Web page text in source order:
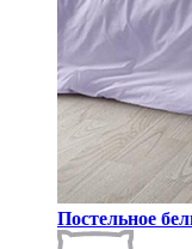
Постельное